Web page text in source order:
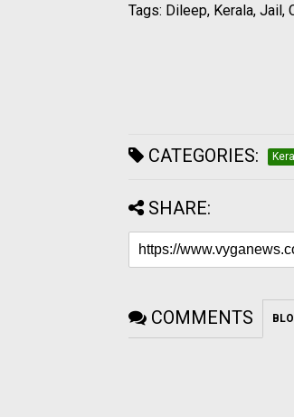
Tags: Dileep, Kerala, Jail,
CATEGORIES:
SHARE:
COMMENTS